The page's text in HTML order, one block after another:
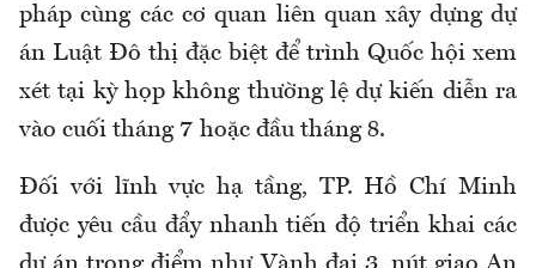
pháp cùng các cơ quan liên quan xây dựng dự
án Luật Đô thị đặc biệt để trình Quốc hội xem
xét tại kỳ họp không thường lệ dự kiến diễn ra
vào cuối tháng 7 hoặc đầu tháng 8.
Đối với lĩnh vực hạ tầng, TP. Hồ Chí Minh
được yêu cầu đẩy nhanh tiến độ triển khai các